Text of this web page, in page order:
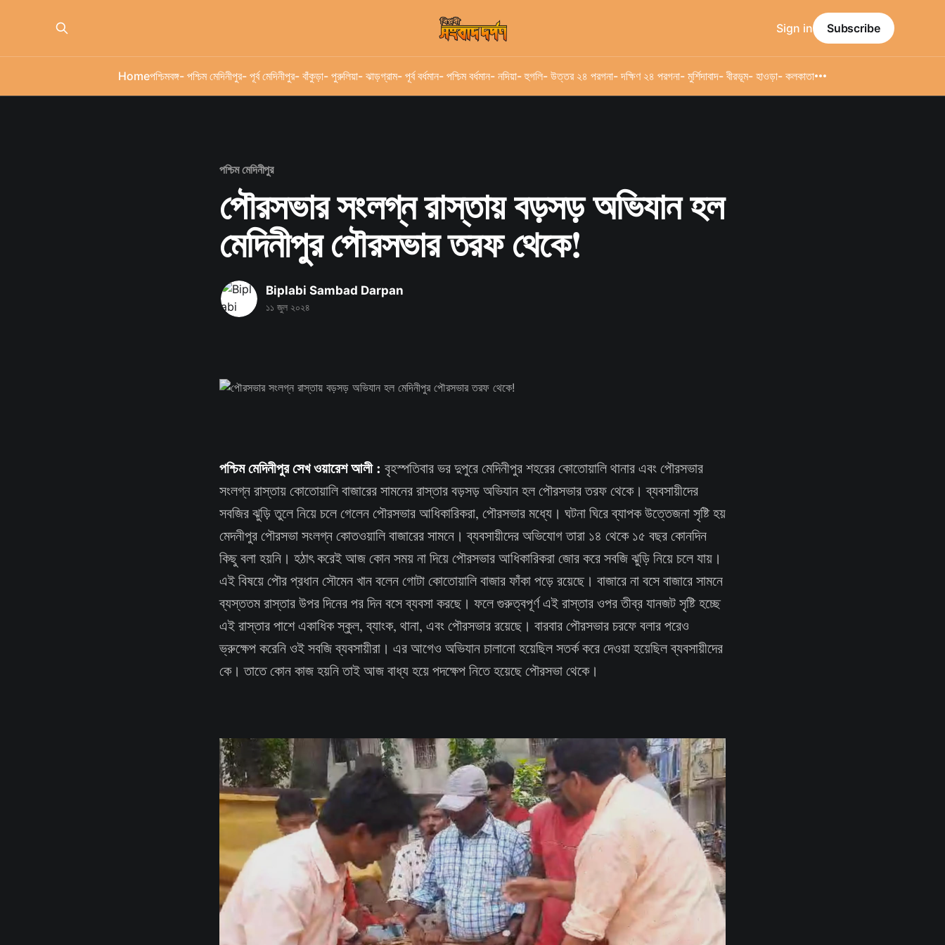
Homeপশ্চিমবঙ্গ- পশ্চিম মেদিনীপুর- পূর্ব মেদিনীপুর- বাঁকুড়া- পুরুলিয়া- ঝাড়গ্রাম- পূর্ব বর্ধমান- পশ্চিম বর্ধমান- নদিয়া- হুগলি- উত্তর ২৪ পরগনা- দক্ষিণ ২৪ পরগনা- মুর্শিদাবাদ- বীরভূম- হাওড়া- কলকাতা
Sign in Subscribe
পশ্চিম মেদিনীপুর
পৌরসভার সংলগ্ন রাস্তায় বড়সড় অভিযান হল
মেদিনীপুর পৌরসভার তরফ থেকে!
Biplabi Sambad Darpan
১১ জুল ২০২৪
পশ্চিম মেদিনীপুর সেখ ওয়ারেশ আলী : বৃহস্পতিবার ভর দুপুরে মেদিনীপুর শহরের কোতোয়ালি থানার এবং পৌরসভার
সংলগ্ন রাস্তায় কোতোয়ালি বাজারের সামনের রাস্তার বড়সড় অভিযান হল পৌরসভার তরফ থেকে। ব্যবসায়ীদের
সবজির ঝুড়ি তুলে নিয়ে চলে গেলেন পৌরসভার আধিকারিকরা, পৌরসভার মধ্যে। ঘটনা ঘিরে ব্যাপক উত্তেজনা সৃষ্টি হয়
মেদনীপুর পৌরসভা সংলগ্ন কোতওয়ালি বাজারের সামনে। ব্যবসায়ীদের অভিযোগ তারা ১৪ থেকে ১৫ বছর কোনদিন
কিছু বলা হয়নি। হঠাৎ করেই আজ কোন সময় না দিয়ে পৌরসভার আধিকারিকরা জোর করে সবজি ঝুড়ি নিয়ে চলে যায়।
এই বিষয়ে পৌর প্রধান সৌমেন খান বলেন গোটা কোতোয়ালি বাজার ফাঁকা পড়ে রয়েছে। বাজারে না বসে বাজারে সামনে
ব্যস্ততম রাস্তার উপর দিনের পর দিন বসে ব্যবসা করছে। ফলে গুরুত্বপূর্ণ এই রাস্তার ওপর তীব্র যানজট সৃষ্টি হচ্ছে
এই রাস্তার পাশে একাধিক স্কুল, ব্যাংক, থানা, এবং পৌরসভার রয়েছে। বারবার পৌরসভার চরফে বলার পরেও
ভ্রুক্ষেপ করেনি ওই সবজি ব্যবসায়ীরা। এর আগেও অভিযান চালানো হয়েছিল সতর্ক করে দেওয়া হয়েছিল ব্যবসায়ীদের
কে। তাতে কোন কাজ হয়নি তাই আজ বাধ্য হয়ে পদক্ষেপ নিতে হয়েছে পৌরসভা থেকে।